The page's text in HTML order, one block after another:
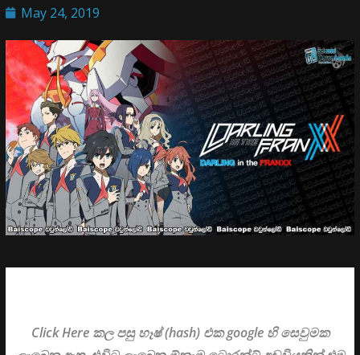
May 24, 2019
Click Here කල පසු හෑෂ් (hash) එක google හි සෙවුමක